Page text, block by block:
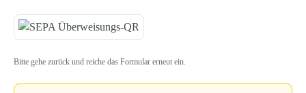
Bitte gehe zurück und reiche das Formular erneut ein.